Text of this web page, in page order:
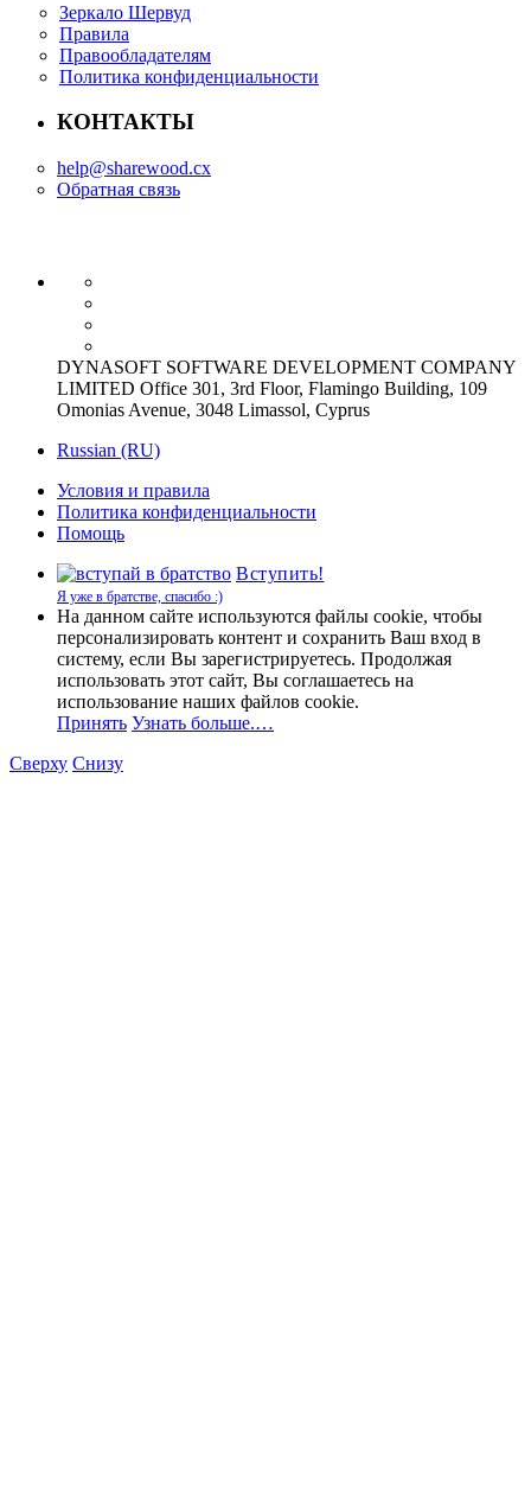
Зеркало Шервуд
Правила
Правообладателям
Политика конфиденциальности
КОНТАКТЫ
help@sharewood.cx
Обратная связь
DYNASOFT SOFTWARE DEVELOPMENT COMPANY
LIMITED Office 301, 3rd Floor, Flamingo Building, 109
Omonias Avenue, 3048 Limassol, Cyprus
Russian (RU)
Условия и правила
Политика конфиденциальности
Помощь
Вступить!
Я уже в братстве, спасибо :)
На данном сайте используются файлы cookie, чтобы
персонализировать контент и сохранить Ваш вход в
систему, если Вы зарегистрируетесь. Продолжая
использовать этот сайт, Вы соглашаетесь на
использование наших файлов cookie.
Принять Узнать больше.…
Сверху Снизу